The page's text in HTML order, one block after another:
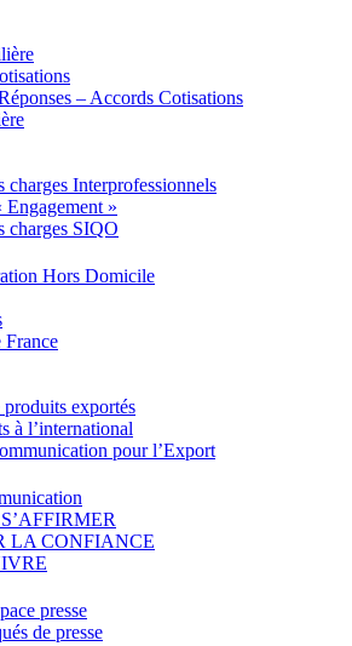
– Accords Cotisations
charges Interprofessionnels
»
charges SIQO
Hors Domicile
France
produits exportés
à l’international
pour l’Export
LA CONFIANCE
presse
de presse